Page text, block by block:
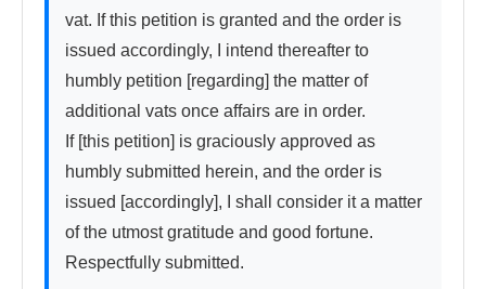
vat. If this petition is granted and the order is
issued accordingly, I intend thereafter to
humbly petition [regarding] the matter of
additional vats once affairs are in order.
If [this petition] is graciously approved as
humbly submitted herein, and the order is
issued [accordingly], I shall consider it a matter
of the utmost gratitude and good fortune.
Respectfully submitted.